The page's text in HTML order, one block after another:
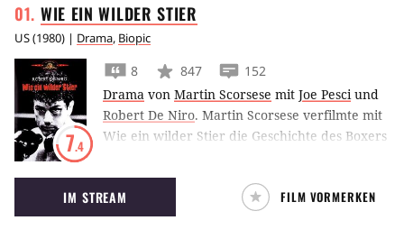
WIE EIN WILDERSTIER
US(1980) | Drama, Biopic
7.4
8 847
152
Drama von Martin Scorsese mit Joe Pesciund
Robert De Niro. Martin Scorsese verfilmte mit
Wie ein wilder Stier die Geschichte des Boxers
gebrochenen Helden erhielt Robert De Niro
seinen zweiten Oscar.
IM STREAM FILM VORMERKEN